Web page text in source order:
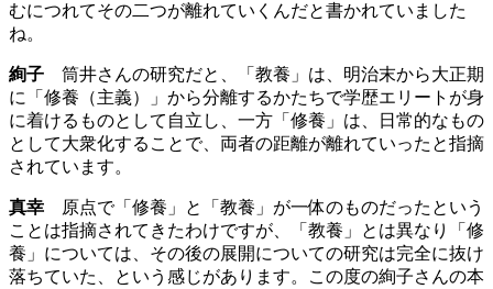
むにつれてその二つが離れていくんだと書かれていました
ね。
絢子 筒井さんの研究だと、「教養」は、明治末から大正期
に「修養（主義）」から分離するかたちで学歴エリートが身
に着けるものとして自立し、一方「修養」は、日常的なもの
として大衆化することで、両者の距離が離れていったと指摘
されています。
真幸 原点で「修養」と「教養」が一体のものだったという
ことは指摘されてきたわけですが、「教養」とは異なり「修
養」については、その後の展開についての研究は完全に抜け
落ちていた、という感じがあります。この度の絢子さんの本